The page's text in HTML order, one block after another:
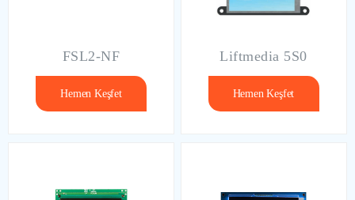
FSL2-NF
Hemen Keşfet
Liftmedia 5S0
Hemen Keşfet